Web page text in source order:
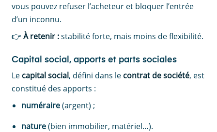
vous pouvez refuser l’acheteur et bloquer l’entrée
d’un inconnu.
👉 À retenir :stabilité forte, mais moins de flexibilité.
Capital social, apports et parts sociales
Le capital social, défini dans le contrat de société, est
constitué des apports :
numéraire(argent) ;
nature(bien immobilier, matériel…).